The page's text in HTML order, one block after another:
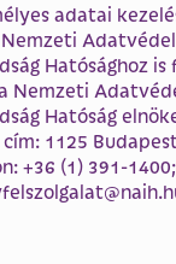
adatai
Hatósághoz
Nemzeti
Hatóság
1125
+36 (1) 391-